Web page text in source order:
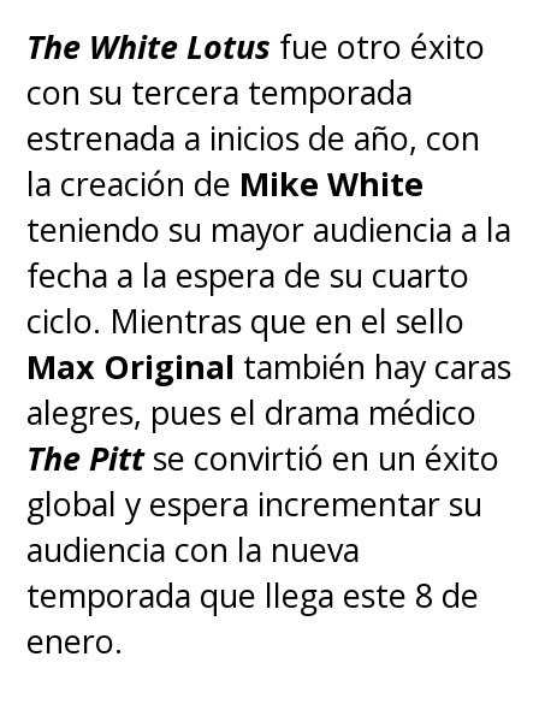
Es ahí donde la serie toma un
camino diferente al videojuego,
entregando un mayor contexto
a quién es Abby. Dever hizo ver
que, "al conocerla en el juego,
no tenemos nada de ese
contexto, peroen la serie
podemos verla de una forma
más real, lo que creo que es
muy importante porque
permite que los espectadores,
The White Lotus fue otro éxito
con su tercera temporada
estrenada a inicios de año, con
la creación de Mike White
teniendo su mayor audiencia a la
fecha a la espera de su cuarto
ciclo. Mientras que en el sello
Max Original también hay caras
alegres, pues el drama médico
The Pittse convirtió en un éxito
global y espera incrementar su
audiencia con la nueva
temporada que llega este 8 de
enero.